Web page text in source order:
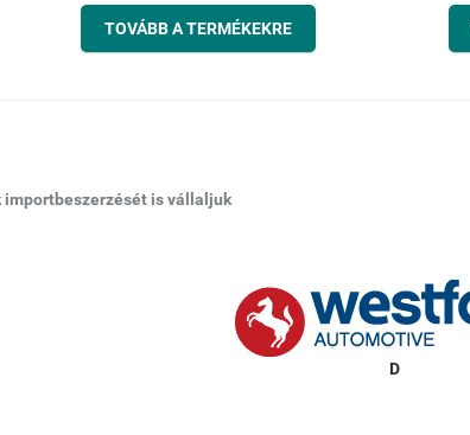
TOVÁBB A TERMÉKEKRE
importbeszerzését is vállaljuk